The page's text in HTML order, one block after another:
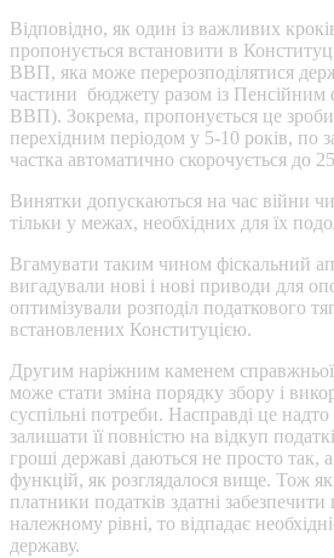
Відповідно, як один із важливих
пропонується встановити в
ВВП, яка може перерозподілятися
частини бюджету разом із Пенсійним
ВВП). Зокрема, пропонується це
перехідним періодом у 5-10 років, по
частка автоматично скорочується до
Винятки допускаються на час війни
тільки у межах, необхідних для їх
Вгамувати таким чином фіскальний
вигадували нові і нові приводи для
оптимізували розподіл податкового
встановлених Конституцією.
Другим наріжним каменем
може стати зміна порядку збору і
суспільні потреби. Насправді це
залишати її повністю на відкуп
гроші державі даються не просто так,
функцій, як розглядалося вище. Тож
платники податків здатні
належному рівні, то відпадає
державу.